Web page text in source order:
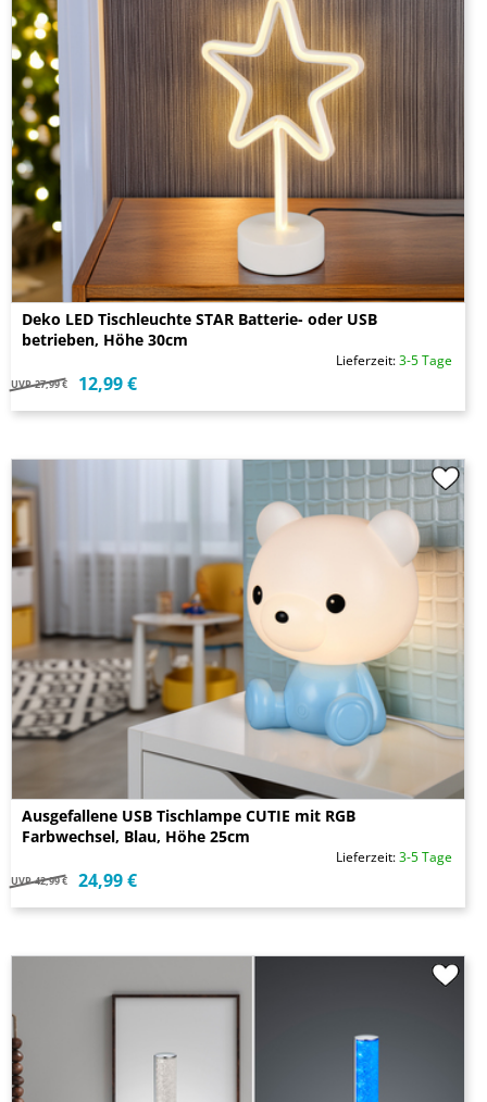
Deko LED Tischleuchte STAR Batterie- oder USB
betrieben, Höhe 30cm
Lieferzeit:3-5 Tage
UVP 27,99 € 12,99 €
Ausgefallene USB Tischlampe CUTIE mit RGB
Farbwechsel, Blau, Höhe 25cm
Lieferzeit:3-5 Tage
UVP 42,99 € 24,99 €